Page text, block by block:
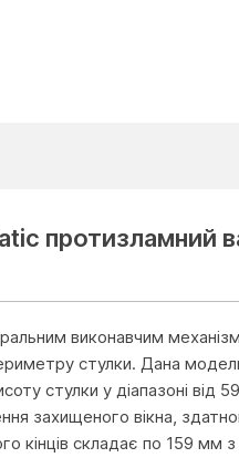
протизламний
виконавчим
стулки. Дана
стулки у діапазоні
захищеного вікна,
кінців складає по 159 мм